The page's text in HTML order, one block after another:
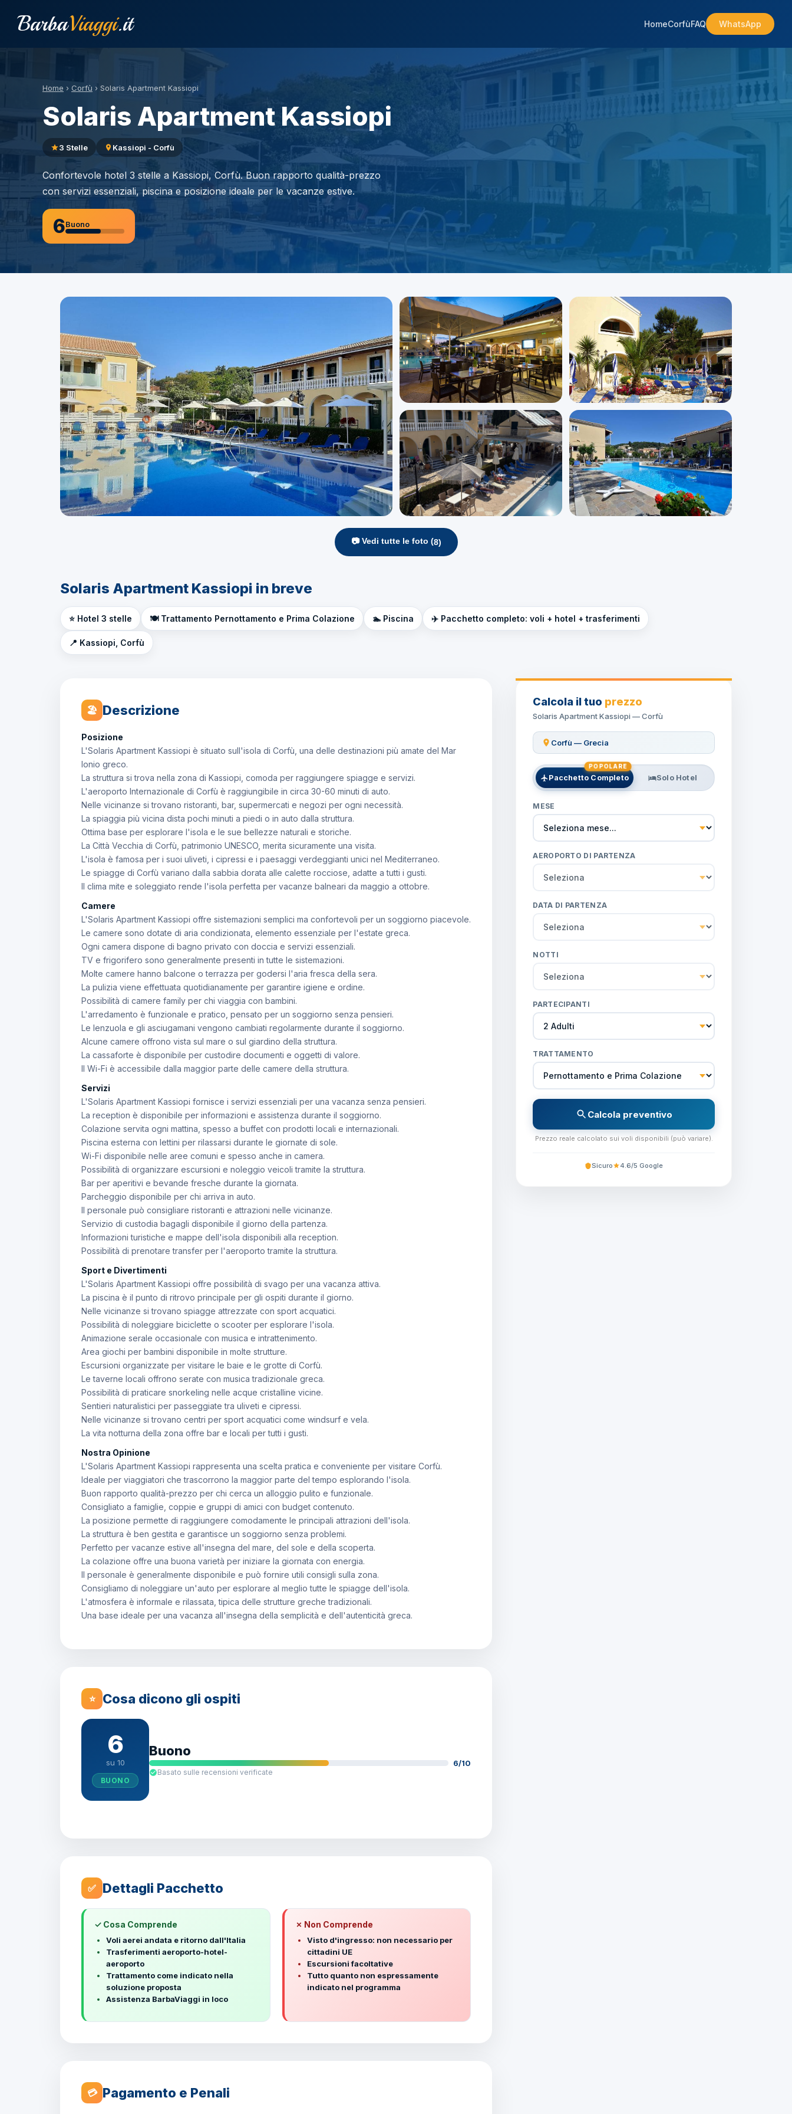
BarbaViaggi.it HomeCorfùFAQ WhatsApp
Home › Corfù › Solaris Apartment Kassiopi
Solaris Apartment Kassiopi
3 Stelle Kassiopi - Corfù
Confortevole hotel 3 stelle a Kassiopi, Corfù. Buon rapporto qualità-prezzo
con servizi essenziali, piscina e posizione ideale per le vacanze estive.
6Buono
📷 Vedi tutte le foto (8)
Solaris Apartment Kassiopi in breve
⭐ Hotel 3 stelle 🍽️ Trattamento Pernottamento e Prima Colazione 🏊 Piscina ✈️ Pacchetto completo: voli + hotel + trasferimenti
📍 Kassiopi, Corfù
🏖 Descrizione
Posizione
L'Solaris Apartment Kassiopi è situato sull'isola di Corfù, una delle destinazioni più amate del Mar
Ionio greco.
La struttura si trova nella zona di Kassiopi, comoda per raggiungere spiagge e servizi.
L'aeroporto Internazionale di Corfù è raggiungibile in circa 30-60 minuti di auto.
Nelle vicinanze si trovano ristoranti, bar, supermercati e negozi per ogni necessità.
La spiaggia più vicina dista pochi minuti a piedi o in auto dalla struttura.
Ottima base per esplorare l'isola e le sue bellezze naturali e storiche.
La Città Vecchia di Corfù, patrimonio UNESCO, merita sicuramente una visita.
L'isola è famosa per i suoi uliveti, i cipressi e i paesaggi verdeggianti unici nel Mediterraneo.
Le spiagge di Corfù variano dalla sabbia dorata alle calette rocciose, adatte a tutti i gusti.
Il clima mite e soleggiato rende l'isola perfetta per vacanze balneari da maggio a ottobre.
Camere
L'Solaris Apartment Kassiopi offre sistemazioni semplici ma confortevoli per un soggiorno piacevole.
Le camere sono dotate di aria condizionata, elemento essenziale per l'estate greca.
Ogni camera dispone di bagno privato con doccia e servizi essenziali.
TV e frigorifero sono generalmente presenti in tutte le sistemazioni.
Molte camere hanno balcone o terrazza per godersi l'aria fresca della sera.
La pulizia viene effettuata quotidianamente per garantire igiene e ordine.
Possibilità di camere family per chi viaggia con bambini.
L'arredamento è funzionale e pratico, pensato per un soggiorno senza pensieri.
Le lenzuola e gli asciugamani vengono cambiati regolarmente durante il soggiorno.
Alcune camere offrono vista sul mare o sul giardino della struttura.
La cassaforte è disponibile per custodire documenti e oggetti di valore.
Il Wi-Fi è accessibile dalla maggior parte delle camere della struttura.
Servizi
L'Solaris Apartment Kassiopi fornisce i servizi essenziali per una vacanza senza pensieri.
La reception è disponibile per informazioni e assistenza durante il soggiorno.
Colazione servita ogni mattina, spesso a buffet con prodotti locali e internazionali.
Piscina esterna con lettini per rilassarsi durante le giornate di sole.
Wi-Fi disponibile nelle aree comuni e spesso anche in camera.
Possibilità di organizzare escursioni e noleggio veicoli tramite la struttura.
Bar per aperitivi e bevande fresche durante la giornata.
Parcheggio disponibile per chi arriva in auto.
Il personale può consigliare ristoranti e attrazioni nelle vicinanze.
Servizio di custodia bagagli disponibile il giorno della partenza.
Informazioni turistiche e mappe dell'isola disponibili alla reception.
Possibilità di prenotare transfer per l'aeroporto tramite la struttura.
Sport e Divertimenti
L'Solaris Apartment Kassiopi offre possibilità di svago per una vacanza attiva.
La piscina è il punto di ritrovo principale per gli ospiti durante il giorno.
Nelle vicinanze si trovano spiagge attrezzate con sport acquatici.
Possibilità di noleggiare biciclette o scooter per esplorare l'isola.
Animazione serale occasionale con musica e intrattenimento.
Area giochi per bambini disponibile in molte strutture.
Escursioni organizzate per visitare le baie e le grotte di Corfù.
Le taverne locali offrono serate con musica tradizionale greca.
Possibilità di praticare snorkeling nelle acque cristalline vicine.
Sentieri naturalistici per passeggiate tra uliveti e cipressi.
Nelle vicinanze si trovano centri per sport acquatici come windsurf e vela.
La vita notturna della zona offre bar e locali per tutti i gusti.
Nostra Opinione
L'Solaris Apartment Kassiopi rappresenta una scelta pratica e conveniente per visitare Corfù.
Ideale per viaggiatori che trascorrono la maggior parte del tempo esplorando l'isola.
Buon rapporto qualità-prezzo per chi cerca un alloggio pulito e funzionale.
Consigliato a famiglie, coppie e gruppi di amici con budget contenuto.
La posizione permette di raggiungere comodamente le principali attrazioni dell'isola.
La struttura è ben gestita e garantisce un soggiorno senza problemi.
Perfetto per vacanze estive all'insegna del mare, del sole e della scoperta.
La colazione offre una buona varietà per iniziare la giornata con energia.
Il personale è generalmente disponibile e può fornire utili consigli sulla zona.
Consigliamo di noleggiare un'auto per esplorare al meglio tutte le spiagge dell'isola.
L'atmosfera è informale e rilassata, tipica delle strutture greche tradizionali.
Una base ideale per una vacanza all'insegna della semplicità e dell'autenticità greca.
⭐ Cosa dicono gli ospiti
6
su 10
BUONO
Buono
6/10
Basato sulle recensioni verificate
✅ Dettagli Pacchetto
✓ Cosa Comprende
Voli aerei andata e ritorno dall'Italia
Trasferimenti aeroporto-hotel-
aeroporto
Trattamento come indicato nella
soluzione proposta
Assistenza BarbaViaggi in loco
✗ Non Comprende
Visto d'ingresso: non necessario per
cittadini UE
Escursioni facoltative
Tutto quanto non espressamente
indicato nel programma
💳 Pagamento e Penali
Calcola il tuo prezzo
Solaris Apartment Kassiopi — Corfù
Corfù — Grecia
Pacchetto Completo
POPOLARE
Solo Hotel
MESE
AEROPORTO DI PARTENZA
DATA DI PARTENZA
NOTTI
PARTECIPANTI
TRATTAMENTO
Calcola preventivo
Prezzo reale calcolato sui voli disponibili (può variare).
Sicuro 4.6/5 Google